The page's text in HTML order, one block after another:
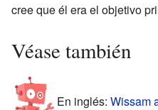
cree que él era el objetivo
Véase también
En inglés: Wissam